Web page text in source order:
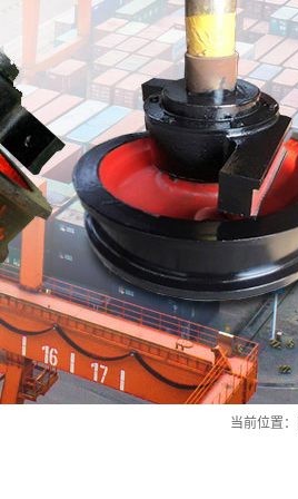
当前位置：